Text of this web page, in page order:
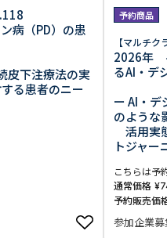
ライフサイ
CDMO
海外
その他
素材・原料・R&D調査
病（PD）の患
皮下注療法の実
る患者のニー
予約商品
【マルチク
2026年
るAI・デ
ー AI・
のような
活用実
トジャー
こちらは予
通常価格 ¥
予約販売価
参加企業